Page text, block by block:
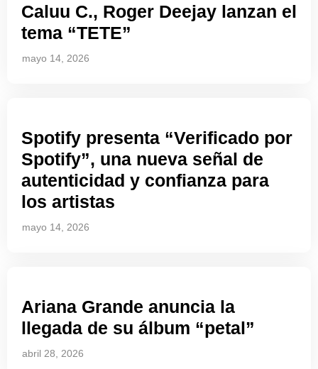
Caluu C., Roger Deejay lanzan el
tema “TETE”
mayo 14, 2026
Spotify presenta “Verificado por
Spotify”, una nueva señal de
autenticidad y confianza para
los artistas
mayo 14, 2026
Ariana Grande anuncia la
llegada de su álbum “petal”
abril 28, 2026